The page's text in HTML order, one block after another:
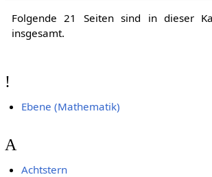
Folgende 21 Seiten sind in dieser
insgesamt.
!
Ebene (Mathematik)
A
Achtstern